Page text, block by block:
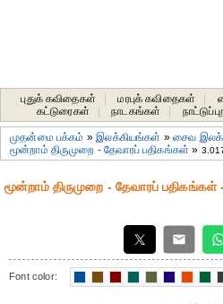
புதுக் கவிதைகள் மரபுக் கவிதைகள்
கட்டுரைகள்
நாடகங்கள்
முதன்மை பக்கம் »இலக்கியங்கள் »சைவ
மூன்றாம் திருமுறை - தேவாரப் பதிகங்கள் »
மூன்றாம் திருமுறை - தேவாரப்
Font color: